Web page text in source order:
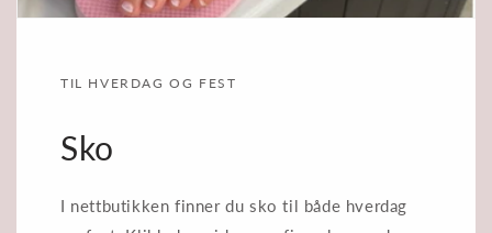
TIL HVERDAG OG FEST
Sko
I nettbutikken finner du sko til både hverdag